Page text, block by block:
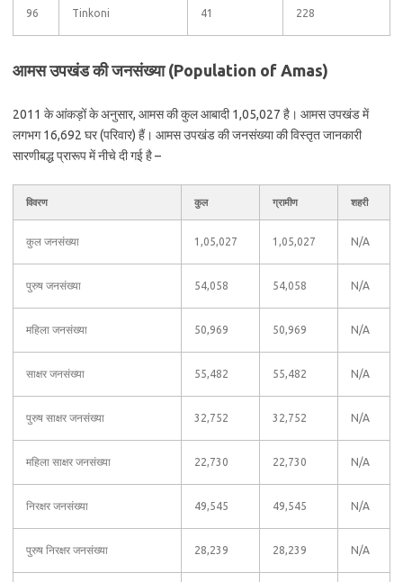
96 Tinkoni 41 228
आमस उपखंड की जनसंख्या (Population of Amas)
2011 के आंकड़ों के अनुसार, आमस की कुल आबादी 1,05,027 है। आमस उपखंड में
लगभग 16,692 घर (परिवार) हैं। आमस उपखंड की जनसंख्या की विस्तृत जानकारी
सारणीबद्ध प्रारूप में नीचे दी गई है –
विवरण कुल ग्रामीण शहरी
कुल जनसंख्या 1,05,027 1,05,027 N/A
पुरुष जनसंख्या 54,058 54,058 N/A
महिला जनसंख्या 50,969 50,969 N/A
साक्षर जनसंख्या 55,482 55,482 N/A
पुरुष साक्षर जनसंख्या 32,752 32,752 N/A
महिला साक्षर जनसंख्या 22,730 22,730 N/A
निरक्षर जनसंख्या 49,545 49,545 N/A
पुरुष निरक्षर जनसंख्या 28,239 28,239 N/A